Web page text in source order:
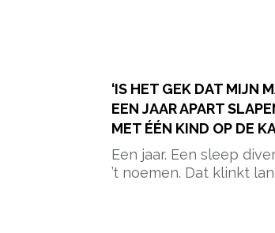
‘IS HET GEK DAT MIJN
EEN JAAR APART
MET ÉÉN KIND OP DE
Een jaar. Een sleep
’t noemen. Dat klinkt